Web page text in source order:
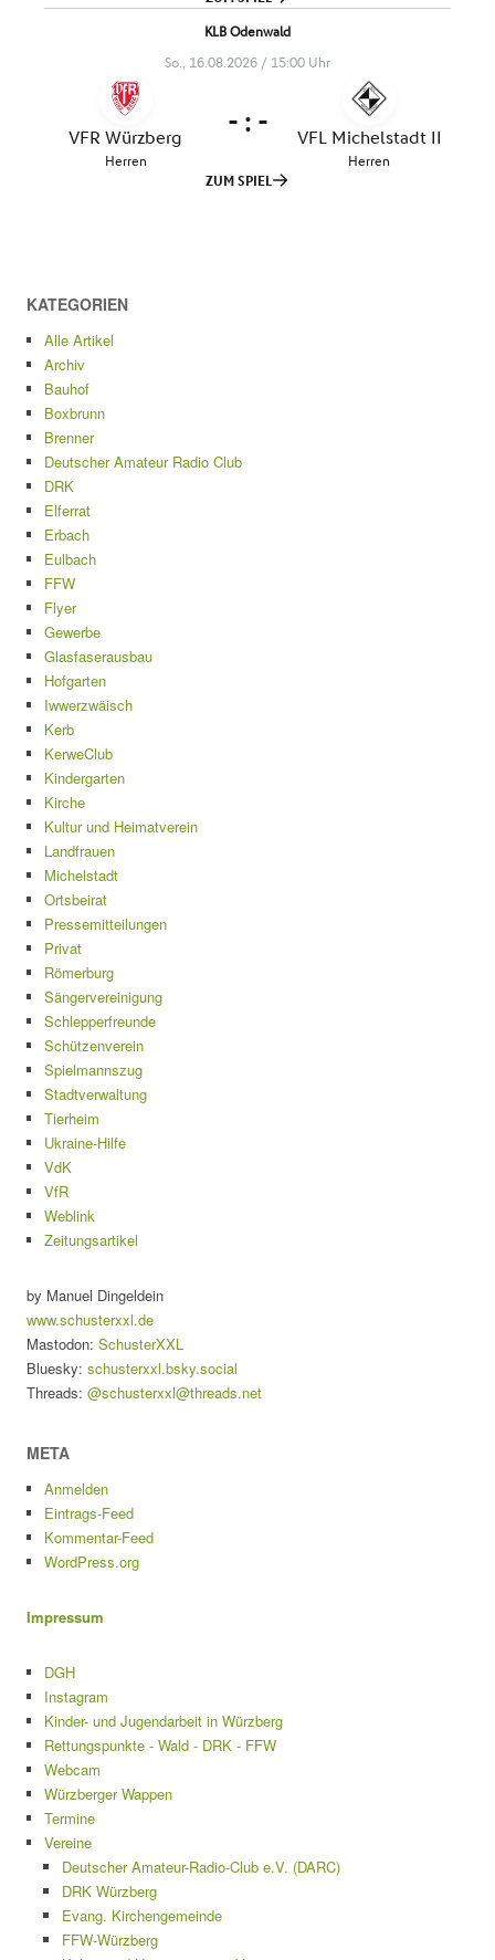
KATEGORIEN
Alle Artikel
Archiv
Bauhof
Boxbrunn
Brenner
Deutscher Amateur Radio Club
DRK
Elferrat
Erbach
Eulbach
FFW
Flyer
Gewerbe
Glasfaserausbau
Hofgarten
Iwwerzwäisch
Kerb
KerweClub
Kindergarten
Kirche
Kultur und Heimatverein
Landfrauen
Michelstadt
Ortsbeirat
Pressemitteilungen
Privat
Römerburg
Sängervereinigung
Schlepperfreunde
Schützenverein
Spielmannszug
Stadtverwaltung
Tierheim
Ukraine-Hilfe
VdK
VfR
Weblink
Zeitungsartikel
by Manuel Dingeldein
www.schusterxxl.de
Mastodon: SchusterXXL
Bluesky: schusterxxl.bsky.social
Threads: @schusterxxl@threads.net
META
Anmelden
Eintrags-Feed
Kommentar-Feed
WordPress.org
Impressum
DGH
Instagram
Kinder- und Jugendarbeit in Würzberg
Rettungspunkte - Wald - DRK - FFW
Webcam
Würzberger Wappen
Termine
Vereine
Deutscher Amateur-Radio-Club e.V. (DARC)
DRK Würzberg
Evang. Kirchengemeinde
FFW-Würzberg